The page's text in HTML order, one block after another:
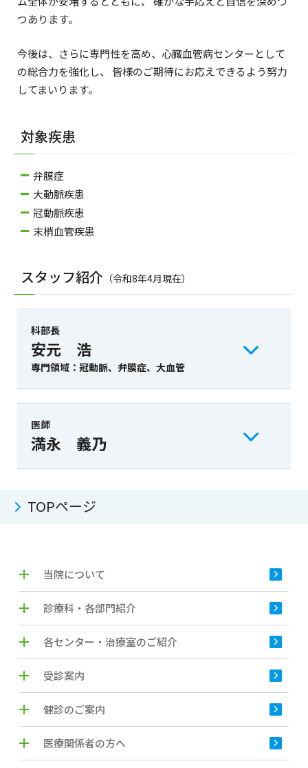
つあります。
今後は、さらに専門性を高め、心臓血管病センターとして
の総合力を強化し、 皆様のご期待にお応えできるよう努力
してまいります。
対象疾患
弁膜症
大動脈疾患
冠動脈疾患
末梢血管疾患
スタッフ紹介 （令和8年4月現在）
科部長
安元 浩
専門領域：冠動脈、弁膜症、大血管
医師
満永 義乃
TOPページ
当院について
診療科・各部門紹介
各センター・治療室のご紹介
受診案内
健診のご案内
医療関係者の方へ